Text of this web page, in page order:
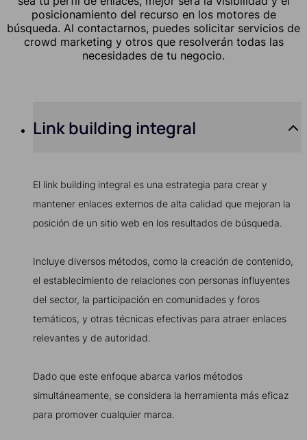
posicionamiento del recurso en los motores de
búsqueda. Al contactarnos, puedes solicitar servicios de
crowd marketing y otros que resolverán todas las
necesidades de tu negocio.
Link building integral
El link building integral es una estrategia para crear y
mantener enlaces externos de alta calidad que mejoran la
posición de un sitio web en los resultados de búsqueda.
Incluye diversos métodos, como la creación de contenido,
el establecimiento de relaciones con personas influyentes
del sector, la participación en comunidades y foros
temáticos, y otras técnicas efectivas para atraer enlaces
relevantes y de autoridad.
Dado que este enfoque abarca varios métodos
simultáneamente, se considera la herramienta más eficaz
para promover cualquier marca.